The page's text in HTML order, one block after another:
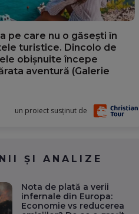
pe care nu o găsești în
turistice. Dincolo de
obișnuite începe
aventură (Galerie
un proiect susținut de
ȘI ANALIZE
Nota de plată a verii
infernale din Europa:
Economie vs reducerea